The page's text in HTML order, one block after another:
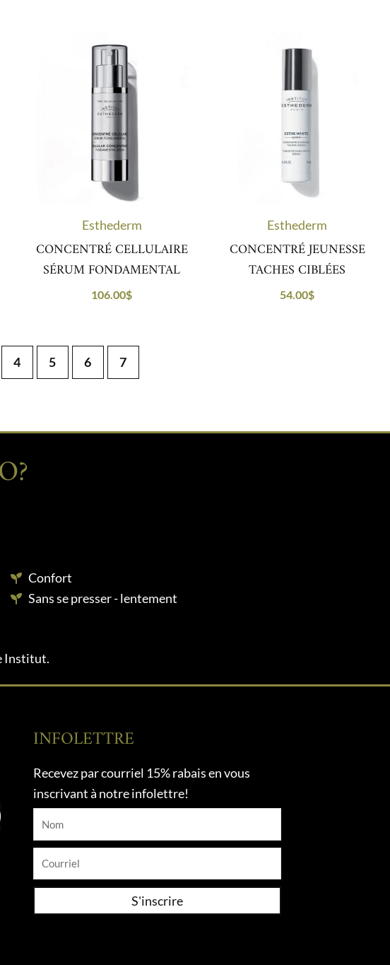
Esthederm
CONCENTRÉ CELLULAIRE
SÉRUM FONDAMENTAL
106.00$
Esthederm
CONCENTRÉ JEUNESSE
TACHES CIBLÉES
54.00$
4 5 6 7
Confort
Sans se presser - lentement
Institut.
INFOLETTRE
Recevez par courriel 15% rabais en vous
inscrivant à notre infolettre!
Nom
Courriel
S'inscrire